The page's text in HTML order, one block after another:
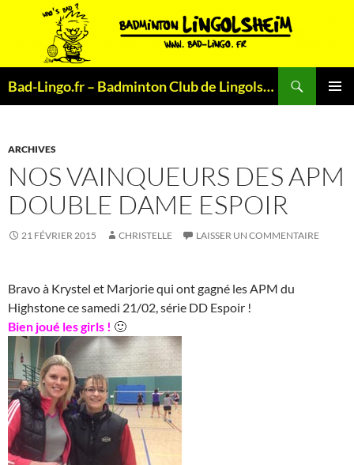
Bad-Lingo.fr – Badminton Club de Lingolsheim
ARCHIVES
NOS VAINQUEURS DES APM
DOUBLE DAME ESPOIR
21 FÉVRIER 2015 CHRISTELLE LAISSER UN COMMENTAIRE
Bravo à Krystel et Marjorie qui ont gagné les APM du
Highstone ce samedi 21/02, série DD Espoir !
Bien joué les girls ! 🙂